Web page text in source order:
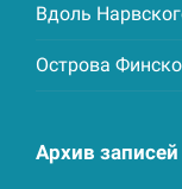
Вдоль
Острова
Архив записей